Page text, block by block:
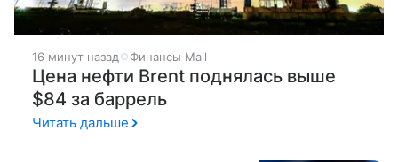
16 минут назад Финансы Mail
Цена нефти Brent поднялась выше
$84 за баррель
Читать дальше